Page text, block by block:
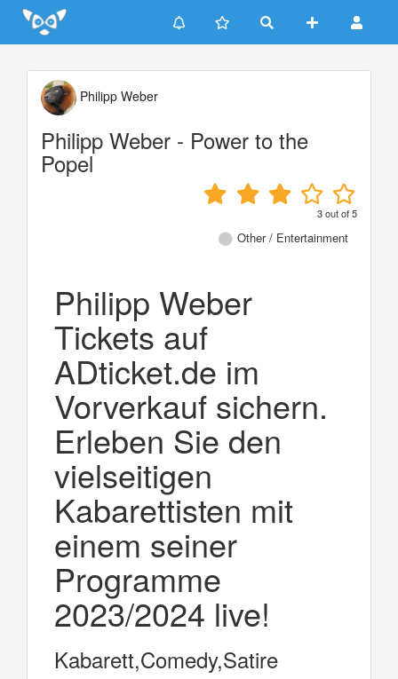
Update cookies preferences
Philipp Weber
Philipp Weber - Power to the
Popel
3out of5
Other / Entertainment
Philipp Weber
Tickets auf
ADticket.de im
Vorverkauf sichern.
Erleben Sie den
vielseitigen
Kabarettisten mit
einem seiner
Programme
2023/2024 live!
Kabarett,Comedy,Satire